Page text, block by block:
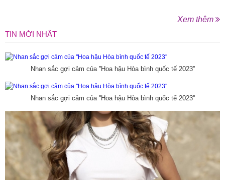
Xem thêm
TIN MỚI NHẤT
Nhan sắc gợi cảm của ''Hoa hậu Hòa bình quốc tế 2023''
Nhan sắc gợi cảm của ''Hoa hậu Hòa bình quốc tế 2023''